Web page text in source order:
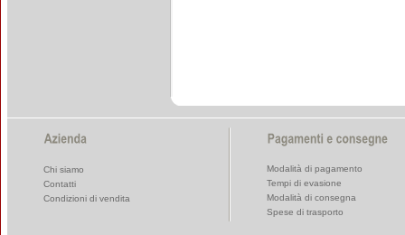
Chi siamo
Contatti
Condizioni di vendita
Modalità di pagamento
Tempi di evasione
Modalità di consegna
Spese di trasporto